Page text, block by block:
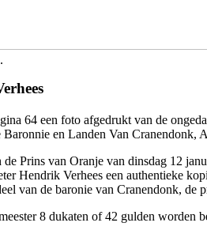
64 een foto afgedrukt van de
en Landen Van Cranendonk,
Prins van Oranje van dinsdag 12
Hendrik Verhees een authentieke
van de baronie van Cranendonk,
8 dukaten of 42 gulden